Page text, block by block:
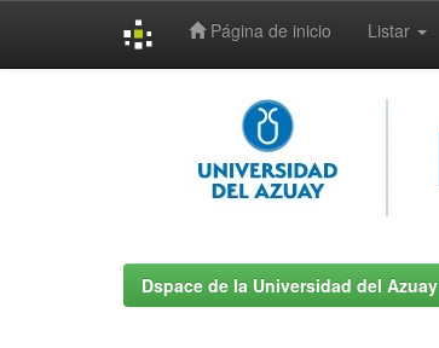
Página de inicio Listar
Dspace de la Universidad del Azuay